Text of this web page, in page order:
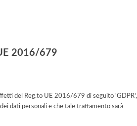
2016/679
del Reg.to UE 2016/679 di seguito 'GDPR',
dati personali e che tale trattamento sarà